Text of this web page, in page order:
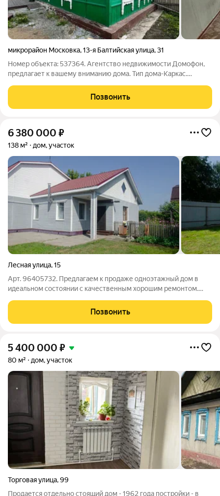
микрорайон Московка,13-я Балтийская улица,31
Номер объекта: 537364. Агентство недвижимости Домофон,
предлагает к вашему вниманию дома. Тип дома-Каркас.
коммуникации: Заведен центральный водопровод, отопление
газовое, котел двухконтурный, канализация
Позвонить
6 380 000 ₽
138 м² дом, участок
Лесная улица,15
Арт. 96405732. Предлагаем к продаже одноэтажный дом в
идеальном состоянии с качественным хорошим ремонтом.
газифицирован, отопление: газовое и альтернативное печное.
Позвонить
5 400 000 ₽
80 м² дом, участок
Торговая улица,99
Продается отдельно стоящий дом - 1962 года постройки - в